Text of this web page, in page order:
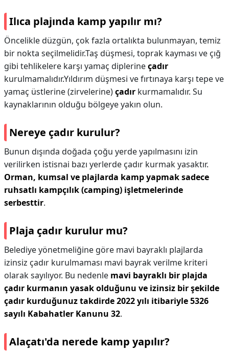
Ilıca plajında kamp yapılır mı?
Öncelikle düzgün, çok fazla ortalıkta bulunmayan, temiz
bir nokta seçilmelidir.Taş düşmesi, toprak kayması ve çığ
gibi tehlikelere karşı yamaç diplerineçadır
kurulmamalıdır.Yıldırım düşmesi ve fırtınaya karşı tepe ve
yamaç üstlerine (zirvelerine)çadır kurmamalıdır. Su
kaynaklarının olduğu bölgeye yakın olun.
Nereye çadır kurulur?
Bunun dışında doğada çoğu yerde yapılmasını izin
verilirken istisnai bazı yerlerde çadır kurmak yasaktır.
Orman, kumsal ve plajlarda kamp yapmak sadece
ruhsatlı kampçılık (camping) işletmelerinde
serbesttir.
Plaja çadır kurulur mu?
Belediye yönetmeliğine göre mavi bayraklı plajlarda
izinsiz çadır kurulmaması mavi bayrak verilme kriteri
olarak sayılıyor. Bu nedenle mavi bayraklı bir plajda
çadır kurmanın yasak olduğunu ve izinsiz bir şekilde
çadır kurduğunuz takdirde 2022 yılı itibariyle 5326
sayılı Kabahatler Kanunu 32.
Alaçatı'da nerede kamp yapılır?